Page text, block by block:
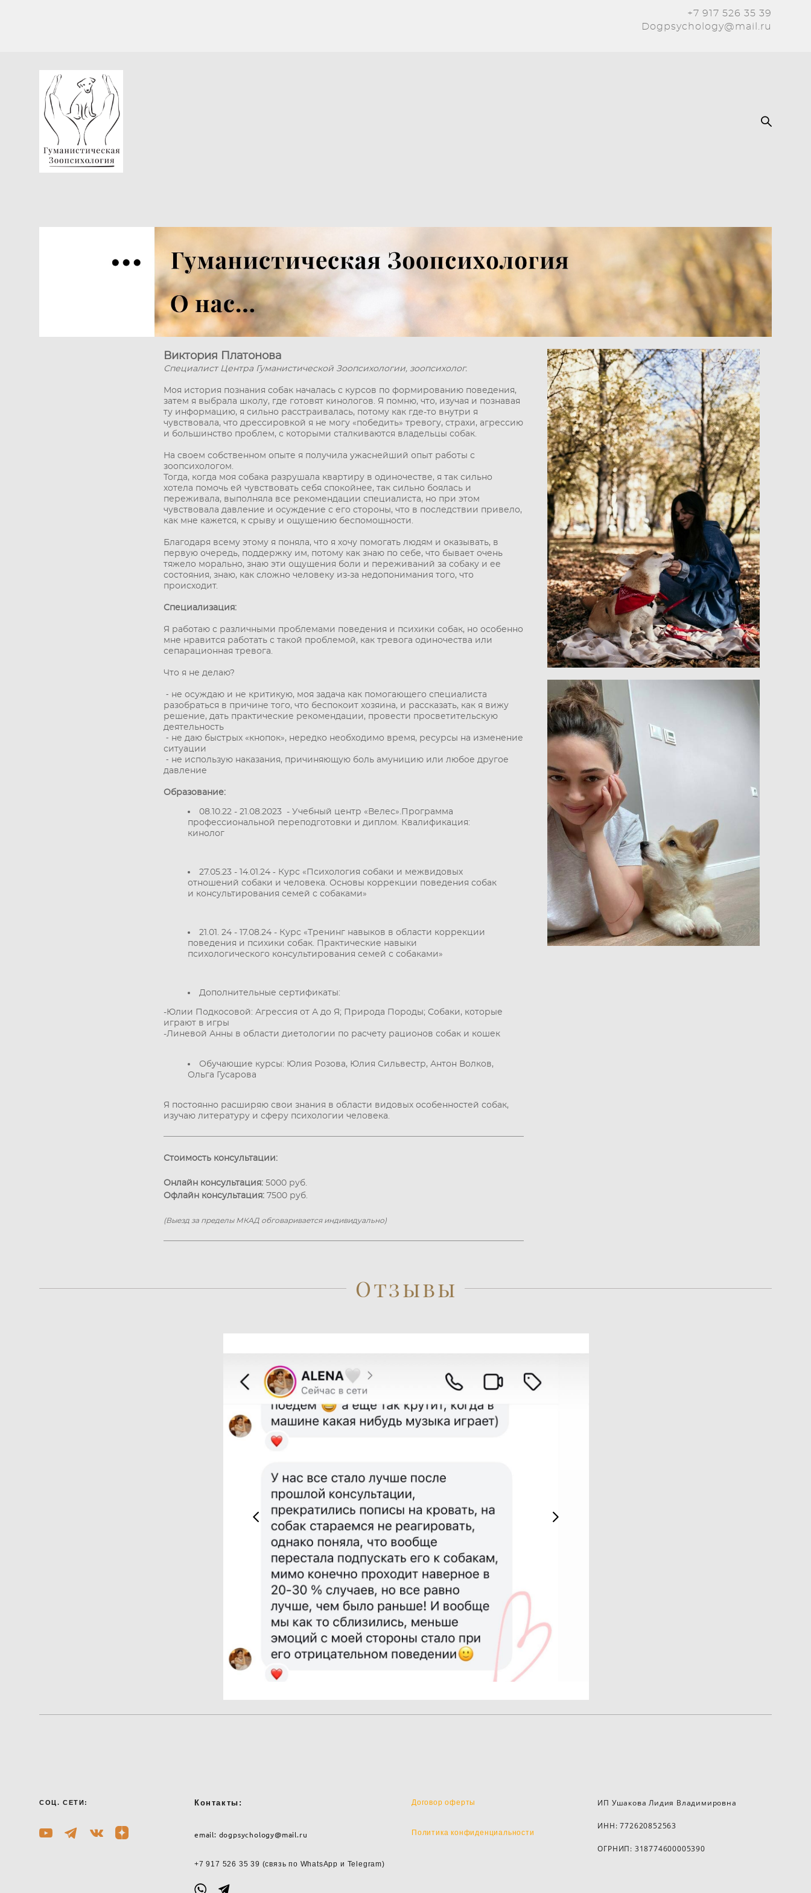
+7 917 526 35 39
Dogpsychology@mail.ru
Виктория Платонова
Специалист Центра Гуманистической Зоопсихологии, зоопсихолог.
Моя история познания собак началась с курсов по формированию поведения,
затем я выбрала школу, где готовят кинологов. Я помню, что, изучая и познавая
ту информацию, я сильно расстраивалась, потому как где-то внутри я
чувствовала, что дрессировкой я не могу «победить» тревогу, страхи, агрессию
и большинство проблем, с которыми сталкиваются владельцы собак.
На своем собственном опыте я получила ужаснейший опыт работы с
зоопсихологом.
Тогда, когда моя собака разрушала квартиру в одиночестве, я так сильно
хотела помочь ей чувствовать себя спокойнее, так сильно боялась и
переживала, выполняла все рекомендации специалиста, но при этом
чувствовала давление и осуждение с его стороны, что в последствии привело,
как мне кажется, к срыву и ощущению беспомощности.
Благодаря всему этому я поняла, что я хочу помогать людям и оказывать, в
первую очередь, поддержку им, потому как знаю по себе, что бывает очень
тяжело морально, знаю эти ощущения боли и переживаний за собаку и ее
состояния, знаю, как сложно человеку из-за недопонимания того, что
происходит.
Специализация:
Я работаю с различными проблемами поведения и психики собак, но особенно
мне нравится работать с такой проблемой, как тревога одиночества или
сепарационная тревога.
Что я не делаю?
⁃ не осуждаю и не критикую, моя задача как помогающего специалиста
разобраться в причине того, что беспокоит хозяина, и рассказать, как я вижу
решение, дать практические рекомендации, провести просветительскую
деятельность
⁃ не даю быстрых «кнопок», нередко необходимо время, ресурсы на изменение
ситуации
⁃ не использую наказания, причиняющую боль амуницию или любое другое
давление
Образование:
08.10.22 - 21.08.2023 - Учебный центр «Велес». Программа
профессиональной переподготовки и диплом. Квалификация:
кинолог
27.05.23 - 14.01.24 - Курс «Психология собаки и межвидовых
отношений собаки и человека. Основы коррекции поведения собак
и консультирования семей с собаками»
21.01. 24 - 17.08.24 - Курс «Тренинг навыков в области коррекции
поведения и психики собак. Практические навыки
психологического консультирования семей с собаками»
Дополнительные сертификаты:
-Юлии Подкосовой: Агрессия от А до Я; Природа Породы; Собаки, которые
играют в игры
-Линевой Анны в области диетологии по расчету рационов собак и кошек
Обучающие курсы: Юлия Розова, Юлия Сильвестр, Антон Волков,
Ольга Гусарова
Я постоянно расширяю свои знания в области видовых особенностей собак,
изучаю литературу и сферу психологии человека.
Стоимость консультации:
Онлайн консультация:5000 руб.
Офлайн консультация:7500 руб.
(Выезд за пределы МКАД обговаривается индивидуально)
Отзывы
СОЦ. СЕТИ: Контакты:
email: dogpsychology@mail.ru
+7 917 526 35 39 (связь по WhatsApp и Telegram)
Договор оферты
Политика конфиденциальности
ИП Ушакова Лидия Владимировна
ИНН: 772620852563
ОГРНИП: 318774600005390